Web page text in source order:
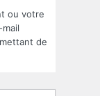
ou votre
de